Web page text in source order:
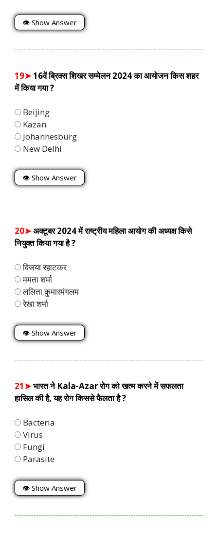
👁 Show Answer
19➤16वें ब्रिक्स शिखर सम्मेलन 2024 का आयोजन किस शहर
में किया गया ?
Beijing
Kazan
Johannesburg
New Delhi
👁 Show Answer
20➤अक्टूबर 2024 में राष्ट्रीय महिला आयोग की अध्यक्ष किसे
नियुक्त किया गया है ?
विजया रहाटकर
ममता शर्मा
ललिता कुमारमंगलम
रेखा शर्मा
👁 Show Answer
21➤भारत ने Kala-Azar रोग को खत्म करने में सफलता
हासिल की है, यह रोग किससे फैलता है ?
Bacteria
Virus
Fungi
Parasite
👁 Show Answer